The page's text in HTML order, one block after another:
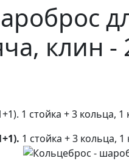
клин -
1 стойка + 3 кольца,